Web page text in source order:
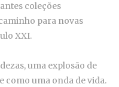
coleções
para novas
XXI.
uma explosão de
uma onda de vida.